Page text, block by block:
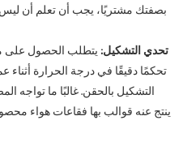
بصفتك مشتريًا، يجب أن تعلم أن
تحدي التشكيل:يتطلب الحصول على
التشكيل بالحقن. غالبًا ما تواجه
ينتج عنه قوالب بها فقاعات هواء